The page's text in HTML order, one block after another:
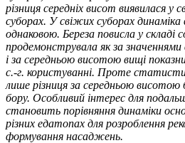
різниця середніх висот виявилася у
суборах. У свіжих суборах
однаковою. Береза повисла у складі
продемонструвала як за
і за середньою висотою вищі
с.-г. користуванні. Проте
лише різниця за середньою висотою
бору. Особливий інтерес для
становить порівняння динаміки
різних едатопах для розроблення
формування насаджень.